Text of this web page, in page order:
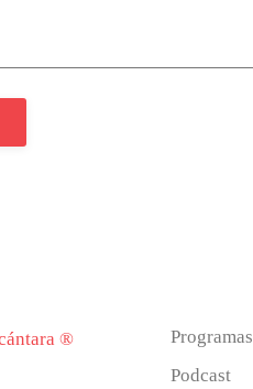
Programas
Podcast